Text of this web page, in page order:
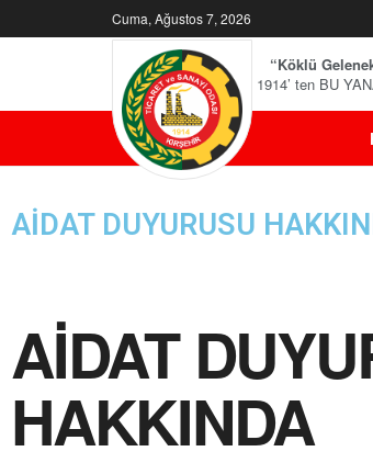
Cuma, Ağustos 7, 2026
“Köklü
1914’ ten BU
AİDAT DUYURUSU
AİDAT
HAKKINDA